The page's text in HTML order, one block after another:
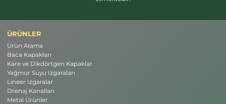
ÜRÜNLER
Ürün Arama
Baca Kapakları
Kare ve Dikdörtgen Kapaklar
Yağmur Suyu Izgaraları
Lineer Izgaralar
Drenaj Kanalları
Metal Ürünler